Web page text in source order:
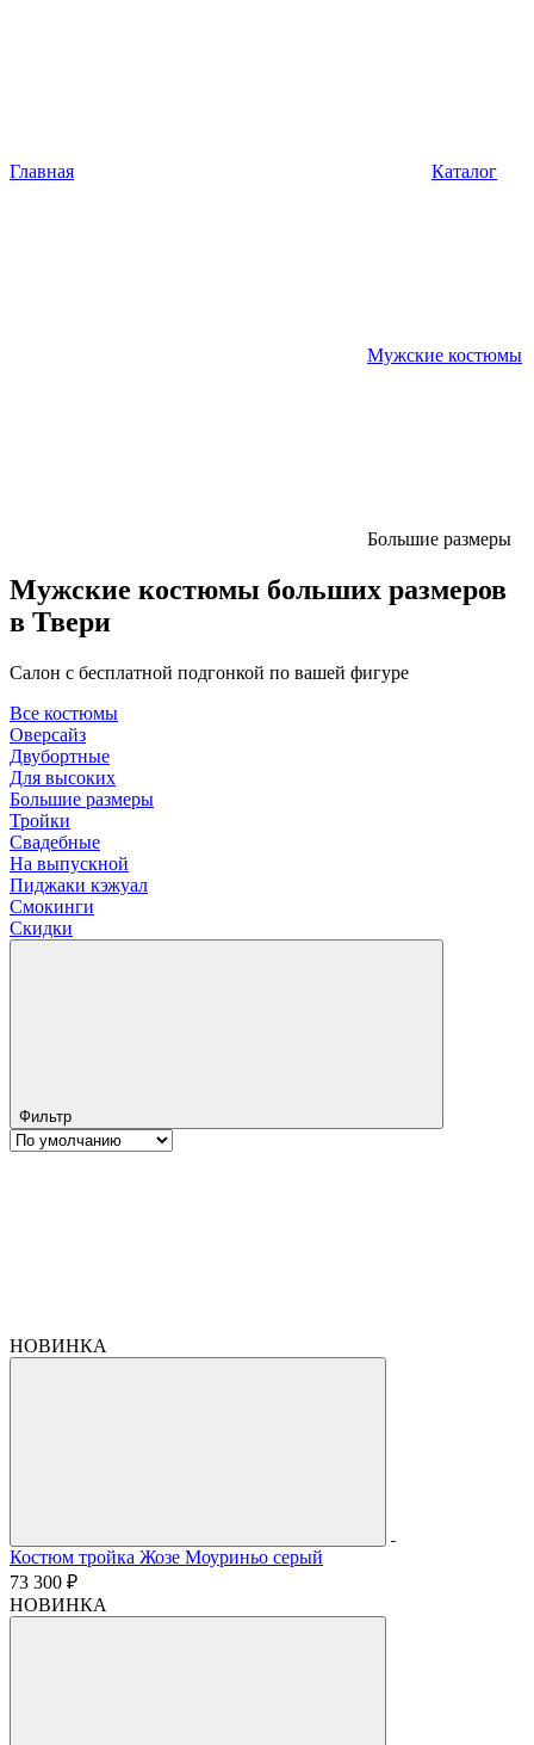
Главная Каталог
Мужские костюмы
Большие размеры
Мужские костюмы больших размеров
в Твери
Салон с бесплатной подгонкой по вашей фигуре
Все костюмы
Оверсайз
Двубортные
Для высоких
Большие размеры
Тройки
Свадебные
На выпускной
Пиджаки кэжуал
Смокинги
Скидки
Фильтр
НОВИНКА
Костюм тройка Жозе Моуриньо серый
73 300 ₽
НОВИНКА